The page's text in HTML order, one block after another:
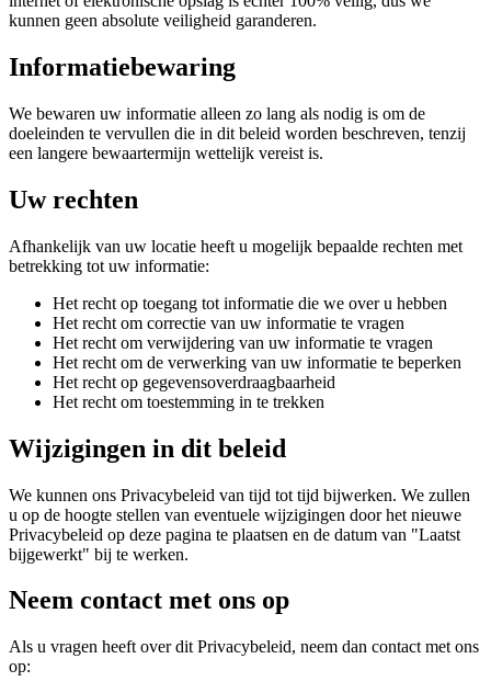
kunnen geen absolute veiligheid garanderen.
Informatiebewaring
We bewaren uw informatie alleen zo lang als nodig is om de
doeleinden te vervullen die in dit beleid worden beschreven, tenzij
een langere bewaartermijn wettelijk vereist is.
Uw rechten
Afhankelijk van uw locatie heeft u mogelijk bepaalde rechten met
betrekking tot uw informatie:
Het recht op toegang tot informatie die we over u hebben
Het recht om correctie van uw informatie te vragen
Het recht om verwijdering van uw informatie te vragen
Het recht om de verwerking van uw informatie te beperken
Het recht op gegevensoverdraagbaarheid
Het recht om toestemming in te trekken
Wijzigingen in dit beleid
We kunnen ons Privacybeleid van tijd tot tijd bijwerken. We zullen
u op de hoogte stellen van eventuele wijzigingen door het nieuwe
Privacybeleid op deze pagina te plaatsen en de datum van "Laatst
bijgewerkt" bij te werken.
Neem contact met ons op
Als u vragen heeft over dit Privacybeleid, neem dan contact met ons
op: